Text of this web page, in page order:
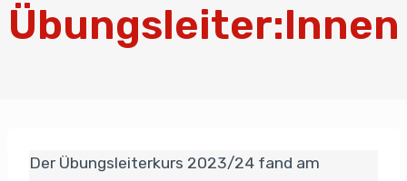
Übungsleiter:Innen
Der Übungsleiterkurs 2023/24 fand am